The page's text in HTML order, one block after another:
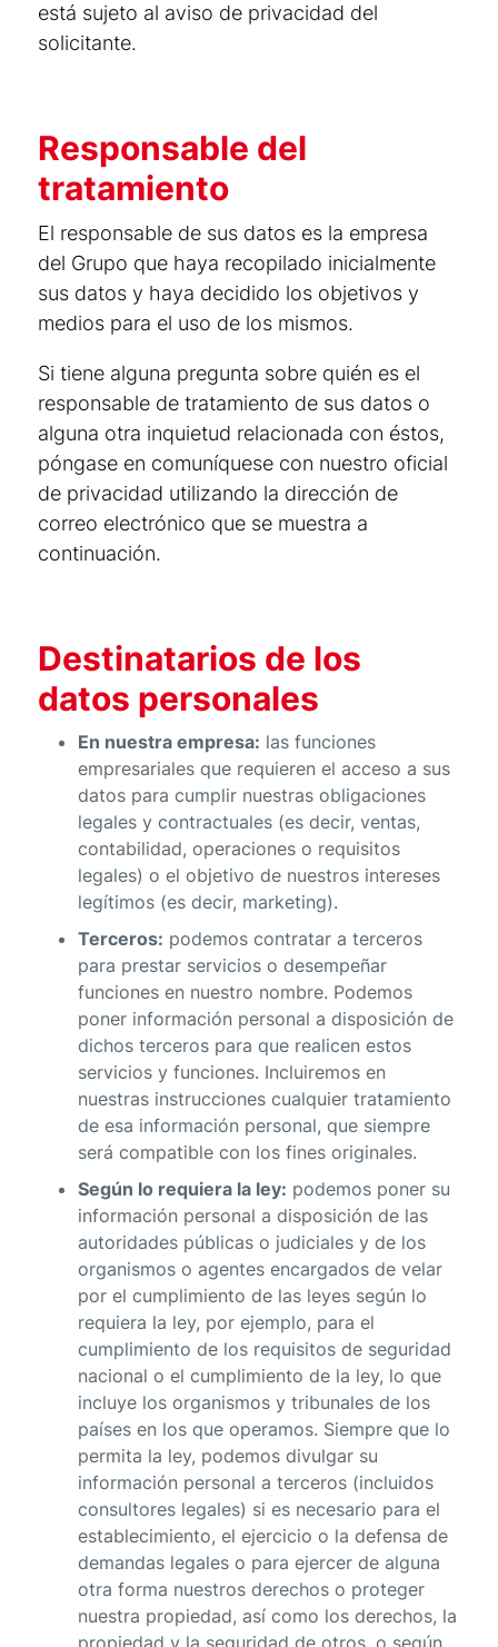
está sujeto al aviso de privacidad del
solicitante.
Responsable del
tratamiento
El responsable de sus datos es la empresa
del Grupo que haya recopilado inicialmente
sus datos y haya decidido los objetivos y
medios para el uso de los mismos.
Si tiene alguna pregunta sobre quién es el
responsable de tratamiento de sus datos o
alguna otra inquietud relacionada con éstos,
póngase en comuníquese con nuestro oficial
de privacidad utilizando la dirección de
correo electrónico que se muestra a
continuación.
Destinatarios de los
datos personales
En nuestra empresa: las funciones
empresariales que requieren el acceso a sus
datos para cumplir nuestras obligaciones
legales y contractuales (es decir, ventas,
contabilidad, operaciones o requisitos
legales) o el objetivo de nuestros intereses
legítimos (es decir, marketing).
Terceros: podemos contratar a terceros
para prestar servicios o desempeñar
funciones en nuestro nombre. Podemos
poner información personal a disposición de
dichos terceros para que realicen estos
servicios y funciones. Incluiremos en
nuestras instrucciones cualquier tratamiento
de esa información personal, que siempre
será compatible con los fines originales.
Según lo requiera la ley: podemos poner su
información personal a disposición de las
autoridades públicas o judiciales y de los
organismos o agentes encargados de velar
por el cumplimiento de las leyes según lo
requiera la ley, por ejemplo, para el
cumplimiento de los requisitos de seguridad
nacional o el cumplimiento de la ley, lo que
incluye los organismos y tribunales de los
países en los que operamos. Siempre que lo
permita la ley, podemos divulgar su
información personal a terceros (incluidos
consultores legales) si es necesario para el
establecimiento, el ejercicio o la defensa de
demandas legales o para ejercer de alguna
otra forma nuestros derechos o proteger
nuestra propiedad, así como los derechos, la